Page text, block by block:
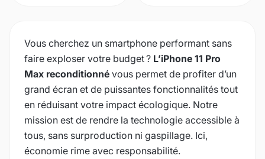
Vous cherchez un smartphone performant sans
faire exploser votre budget ? L’iPhone 11 Pro
Max reconditionné vous permet de profiter d’un
grand écran et de puissantes fonctionnalités tout
en réduisant votre impact écologique. Notre
mission est de rendre la technologie accessible à
tous, sans surproduction ni gaspillage. Ici,
économie rime avec responsabilité.